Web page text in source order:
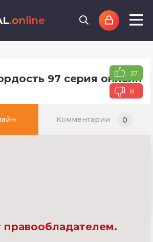
.online
97 серия онлайн
37
8
Комментарии 0
правообладателем.